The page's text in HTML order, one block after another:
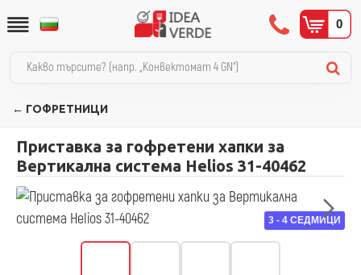
0
← ГОФРЕТНИЦИ
Приставка за гофретени хапки за
Вертикална система Helios 31-40462
3 - 4 СЕДМИЦИ